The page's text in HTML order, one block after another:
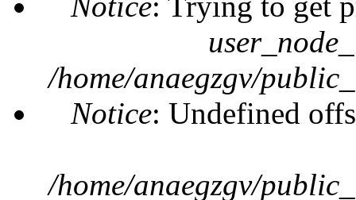
/home/anaegzgv/
Notice: Undefined
/home/anaegzgv/